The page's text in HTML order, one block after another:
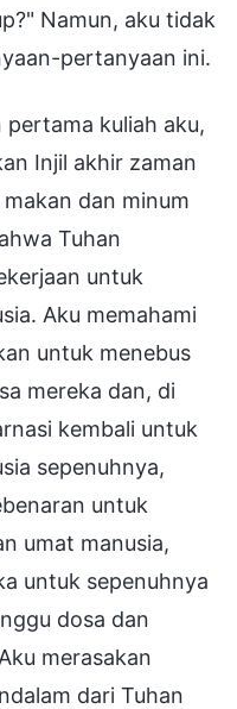
Namun, aku tidak
pertanyaan ini.
pertama kuliah aku,
Injil akhir zaman
dan minum
Tuhan
untuk
Aku memahami
untuk menebus
mereka dan, di
kembali untuk
sepenuhnya,
untuk
umat manusia,
untuk sepenuhnya
dosa dan
merasakan
dari Tuhan